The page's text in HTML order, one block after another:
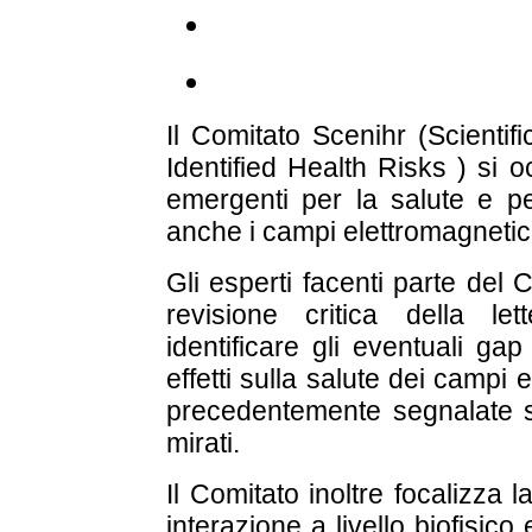
Il Comitato Scenihr
Identified Health Risks ) si
emergenti per la salute e
anche i campi
Gli esperti facenti parte del
revisione critica della
identificare gli eventuali
effetti sulla salute dei campi
precedentemente
mirati.
Il Comitato inoltre focalizza